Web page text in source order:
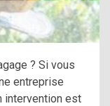
? Si vous
entreprise
intervention est